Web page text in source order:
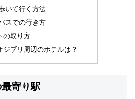
いて行く方法
スでの行き方
の取り方
ジブリ周辺のホテルは？
寄り駅